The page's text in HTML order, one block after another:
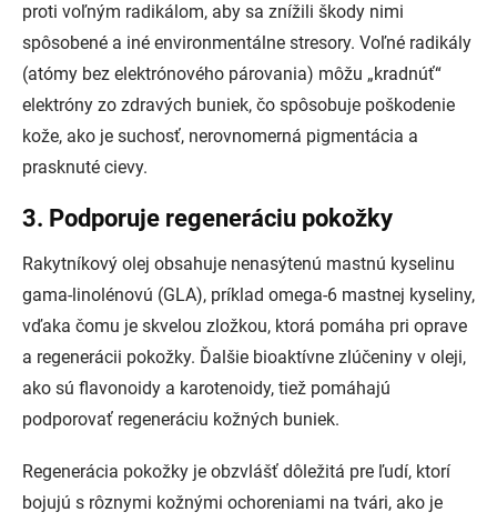
proti voľným radikálom, aby sa znížili škody nimi
spôsobené a iné environmentálne stresory. Voľné radikály
(atómy bez elektrónového párovania) môžu „kradnúť“
elektróny zo zdravých buniek, čo spôsobuje poškodenie
kože, ako je suchosť, nerovnomerná pigmentácia a
prasknuté cievy.
3. Podporuje regeneráciu pokožky
Rakytníkový olej obsahuje nenasýtenú mastnú kyselinu
gama-linolénovú (GLA), príklad omega-6 mastnej kyseliny,
vďaka čomu je skvelou zložkou, ktorá pomáha pri oprave
a regenerácii pokožky. Ďalšie bioaktívne zlúčeniny v oleji,
ako sú flavonoidy a karotenoidy, tiež pomáhajú
podporovať regeneráciu kožných buniek.
Regenerácia pokožky je obzvlášť dôležitá pre ľudí, ktorí
bojujú s rôznymi kožnými ochoreniami na tvári, ako je